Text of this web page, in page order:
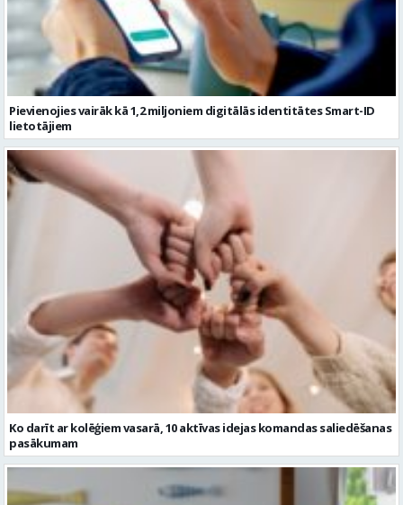
Pievienojies vairāk kā 1,2 miljoniem digitālās identitātes Smart-ID
lietotājiem
Ko darīt ar kolēģiem vasarā, 10 aktīvas idejas komandas saliedēšanas
pasākumam